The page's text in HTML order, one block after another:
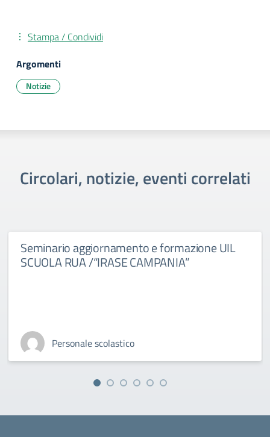
Stampa / Condividi
Argomenti
Notizie
Circolari, notizie, eventi correlati
Seminario aggiornamento e formazione UIL
SCUOLA RUA /“IRASE CAMPANIA”
Personale scolastico